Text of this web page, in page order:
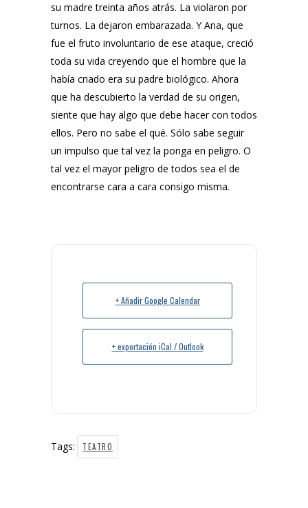
su madre treinta años atrás. La violaron por
turnos. La dejaron embarazada. Y Ana, que
fue el fruto involuntario de ese ataque, creció
toda su vida creyendo que el hombre que la
había criado era su padre biológico. Ahora
que ha descubierto la verdad de su origen,
siente que hay algo que debe hacer con todos
ellos. Pero no sabe el qué. Sólo sabe seguir
un impulso que tal vez la ponga en peligro. O
tal vez el mayor peligro de todos sea el de
encontrarse cara a cara consigo misma.
+ Añadir Google Calendar
+ exportación iCal / Outlook
Tags: TEATRO